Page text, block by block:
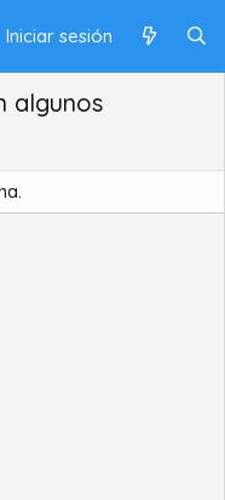
Iniciar sesión
algunos